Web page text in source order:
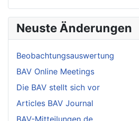
Neuste Änderungen
Beobachtungsauswertung
BAV Online Meetings
Die BAV stellt sich vor
Articles BAV Journal
BAV-Mitteilungen de